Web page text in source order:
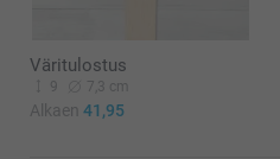
Väritulostus
9 7,3 cm
Alkaen 41,95